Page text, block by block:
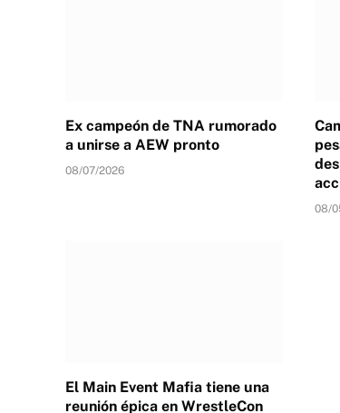
Ex campeón de TNA rumorado
a unirse a AEW pronto
08/07/2026
08/
El Main Event Mafia tiene una
reunión épica en WrestleCon